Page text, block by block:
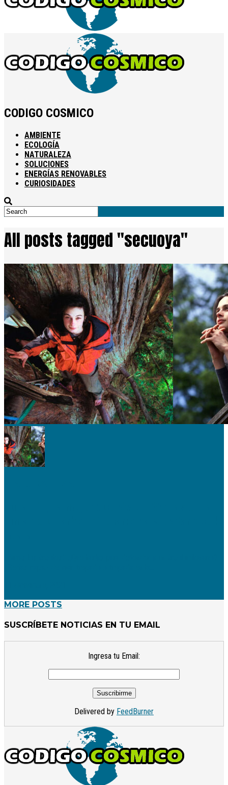
CODIGO COSMICO
AMBIENTE
ECOLOGÍA
NATURALEZA
SOLUCIONES
ENERGÍAS RENOVABLES
CURIOSIDADES
All posts tagged "secuoya"
MORE POSTS
SUSCRÍBETE NOTICIAS EN TU EMAIL
Ingresa tu Email:
Delivered by FeedBurner